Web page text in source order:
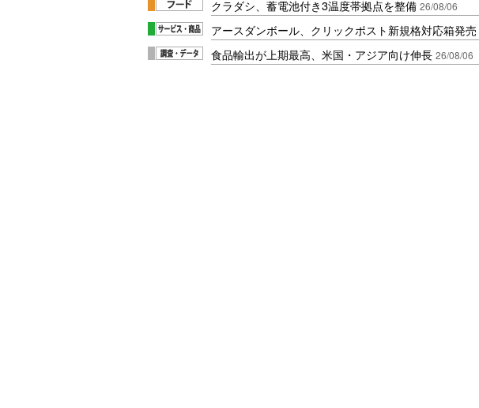
クラダシ、蓄電池付き3温度帯拠点を整備 26/08/06
アースダンボール、クリックポスト新規格対応箱発売
食品輸出が上期最高、米国・アジア向け伸長 26/08/06